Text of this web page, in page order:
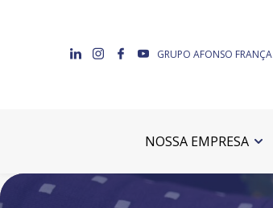
GRUPO AFONSO FRANÇA
NOSSA EMPRESA